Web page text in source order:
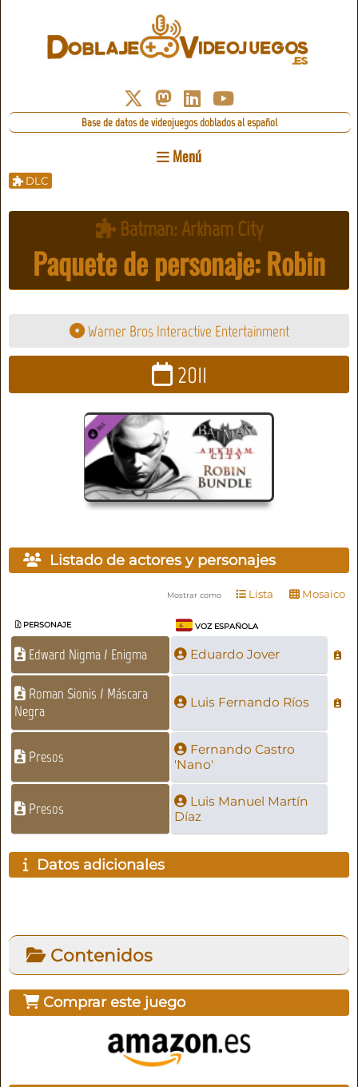
Base de datos de videojuegos doblados al español
Menú
DLC
Batman: Arkham City
Paquete de personaje: Robin
Warner Bros Interactive Entertainment
2011
Listado de actores y personajes
Mostrar como Lista Mosaico
PERSONAJE VOZ ESPAÑOLA
Edward Nigma / Enigma Eduardo Jover
Roman Sionis / Máscara
Negra
Luis Fernando Ríos
Presos
Fernando Castro
'Nano'
Presos
Luis Manuel Martín
Díaz
Datos adicionales
Contenidos
Comprar este juego